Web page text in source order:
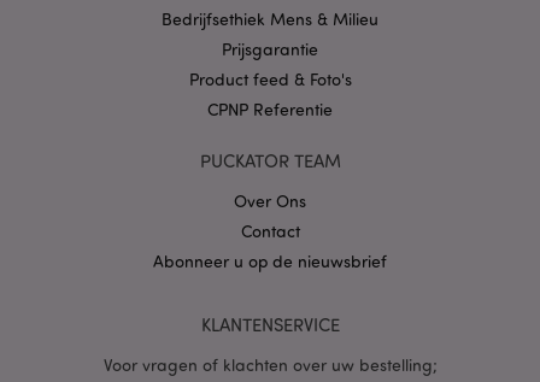
Bedrijfsethiek Mens & Milieu
Prijsgarantie
Product feed & Foto's
CPNP Referentie
PUCKATOR TEAM
Over Ons
Contact
Abonneer u op de nieuwsbrief
KLANTENSERVICE
Voor vragen of klachten over uw bestelling;
X-Magento-Vary
www.puckator.nl
Privacybeleid van